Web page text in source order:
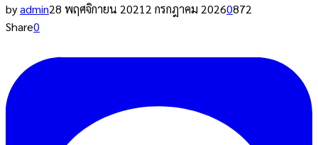
byadmin28 พฤศจิกายน 20212 กรกฎาคม 20260872
Share0